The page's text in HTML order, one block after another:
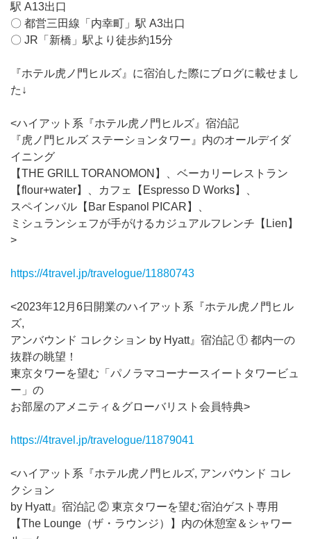
駅 A13出口
〇 都営三田線「内幸町」駅 A3出口
〇 JR「新橋」駅より徒歩約15分
『ホテル虎ノ門ヒルズ』に宿泊した際にブログに載せまし
た↓
<ハイアット系『ホテル虎ノ門ヒルズ』宿泊記
『虎ノ門ヒルズ ステーションタワー』内のオールデイダ
イニング
【THE GRILL TORANOMON】、ベーカリーレストラン
【flour+water】、カフェ【Espresso D Works】、
スペインバル【Bar Espanol PICAR】、
ミシュランシェフが手がけるカジュアルフレンチ【Lien】
>
https://4travel.jp/travelogue/11880743
<2023年12月6日開業のハイアット系『ホテル虎ノ門ヒル
ズ,
アンバウンド コレクション by Hyatt』宿泊記 ① 都内一の
抜群の眺望！
東京タワーを望む「パノラマコーナースイートタワービュ
ー」の
お部屋のアメニティ＆グローバリスト会員特典>
https://4travel.jp/travelogue/11879041
<ハイアット系『ホテル虎ノ門ヒルズ, アンバウンド コレ
クション
by Hyatt』宿泊記 ② 東京タワーを望む宿泊ゲスト専用
【The Lounge（ザ・ラウンジ）】内の休憩室＆シャワー